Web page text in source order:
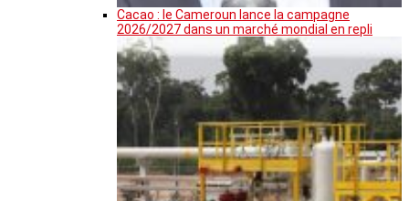
Cacao : le Cameroun lance la campagne
2026/2027 dans un marché mondial en repli